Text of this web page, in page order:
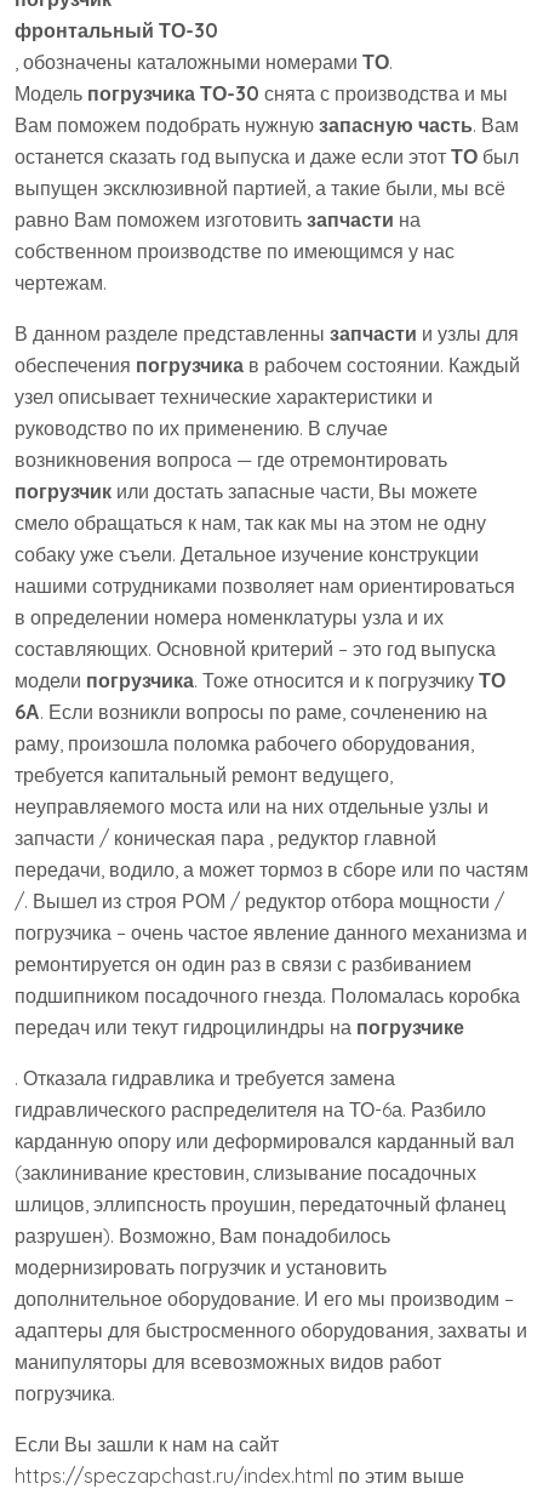
фронтальный ТО-30
, обозначены каталожными номерами ТО.
Модель погрузчика ТО-30 снята с производства и мы
Вам поможем подобрать нужную запасную часть. Вам
останется сказать год выпуска и даже если этот ТО был
выпущен эксклюзивной партией, а такие были, мы всё
равно Вам поможем изготовить запчасти на
собственном производстве по имеющимся у нас
чертежам.
В данном разделе представленны запчасти и узлы для
обеспечения погрузчика в рабочем состоянии. Каждый
узел описывает технические характеристики и
руководство по их применению. В случае
возникновения вопроса — где отремонтировать
погрузчик или достать запасные части, Вы можете
смело обращаться к нам, так как мы на этом не одну
собаку уже съели. Детальное изучение конструкции
нашими сотрудниками позволяет нам ориентироваться
в определении номера номенклатуры узла и их
составляющих. Основной критерий – это год выпуска
модели погрузчика. Тоже относится и к погрузчику ТО
6А. Если возникли вопросы по раме, сочленению на
раму, произошла поломка рабочего оборудования,
требуется капитальный ремонт ведущего,
неуправляемого моста или на них отдельные узлы и
запчасти / коническая пара , редуктор главной
передачи, водило, а может тормоз в сборе или по частям
/. Вышел из строя РОМ / редуктор отбора мощности /
погрузчика – очень частое явление данного механизма и
ремонтируется он один раз в связи с разбиванием
подшипником посадочного гнезда. Поломалась коробка
передач или текут гидроцилиндры на погрузчике
. Отказала гидравлика и требуется замена
гидравлического распределителя на ТО-6а. Разбило
карданную опору или деформировался карданный вал
(заклинивание крестовин, слизывание посадочных
шлицов, эллипсность проушин, передаточный фланец
разрушен). Возможно, Вам понадобилось
модернизировать погрузчик и установить
дополнительное оборудование. И его мы производим –
адаптеры для быстросменного оборудования, захваты и
манипуляторы для всевозможных видов работ
погрузчика.
Если Вы зашли к нам на сайт
https://speczapchast.ru/index.html по этим выше